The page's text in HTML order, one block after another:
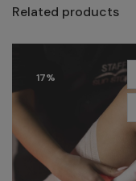
Related products
17%